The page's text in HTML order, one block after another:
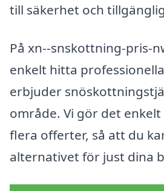
till säkerhet och
På xn--snskottning-pris-
enkelt hitta
erbjuder
område. Vi gör det
flera offerter, så att du
alternativet för just dina